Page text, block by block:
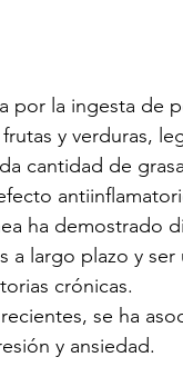
por la ingesta de
y verduras,
cantidad de
ha demostrado
a largo plazo y
crónicas.
se ha
y ansiedad.